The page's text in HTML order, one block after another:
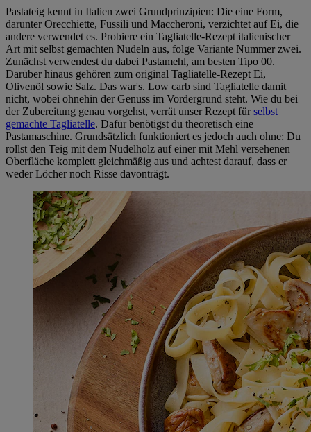
Pastateig kennt in Italien zwei Grundprinzipien: Die eine Form,
darunter Orecchiette, Fussili und Maccheroni, verzichtet auf Ei, die
andere verwendet es. Probiere ein Tagliatelle-Rezept italienischer
Art mit selbst gemachten Nudeln aus, folge Variante Nummer zwei.
Zunächst verwendest du dabei Pastamehl, am besten Tipo 00.
Darüber hinaus gehören zum original Tagliatelle-Rezept Ei,
Olivenöl sowie Salz. Das war's. Low carb sind Tagliatelle damit
nicht, wobei ohnehin der Genuss im Vordergrund steht. Wie du bei
der Zubereitung genau vorgehst, verrät unser Rezept für selbst
gemachte Tagliatelle. Dafür benötigst du theoretisch eine
Pastamaschine. Grundsätzlich funktioniert es jedoch auch ohne: Du
rollst den Teig mit dem Nudelholz auf einer mit Mehl versehenen
Oberfläche komplett gleichmäßig aus und achtest darauf, dass er
weder Löcher noch Risse davonträgt.